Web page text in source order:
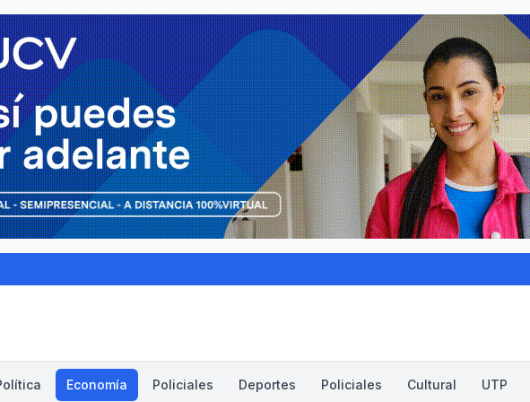
Economía Policiales Deportes Policiales Cultural UTP